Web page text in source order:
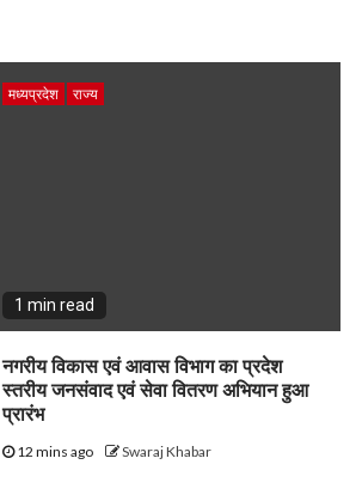
मध्यप्रदेश राज्य
1 min read
नगरीय विकास एवं आवास विभाग का प्रदेश
स्तरीय जनसंवाद एवं सेवा वितरण अभियान हुआ
प्रारंभ
12 mins ago Swaraj Khabar